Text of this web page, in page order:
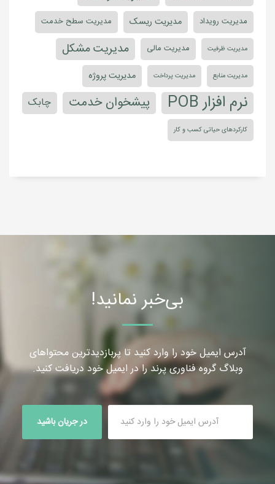
مدیریت رویداد مدیریت ریسک مدیریت سطح خدمت
مدیریت ظرفیت مدیریت مالی مدیریت مشکل
مدیریت منابع مدیریت پرداخت مدیریت پروژه
نرم افزار POB پیشخوان خدمت چابک
کارکردهای حیاتی کسب و کار
بی‌خبر نمانید!
آدرس ایمیل خود را وارد کنید تا پربازدیدترین محتواهای
وبلاگ گروه فناوری پرند را در ایمیل خود دریافت کنید.
در جریان باشید